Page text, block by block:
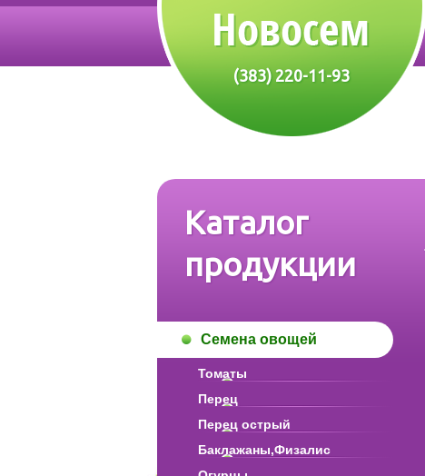
(383) 220-11-93
Каталог
продукции
Семена овощей
Томаты
Перец
Перец острый
Баклажаны,Физалис